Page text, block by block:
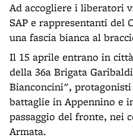
Ad accogliere i liberatori
SAP e rappresentanti del
una fascia bianca al
Il 15 aprile entrano in
della 36a Brigata
Bianconcini",
battaglie in Appennino e
passaggio del fronte, nei
Armata.